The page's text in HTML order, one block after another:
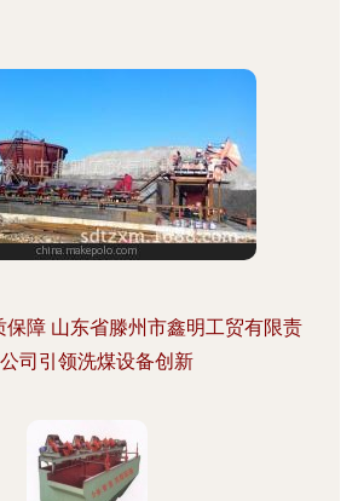
保障 山东省滕州市鑫明工贸有限责
司引领洗煤设备创新